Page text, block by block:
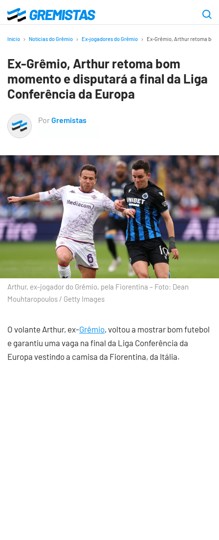
para
principal
Gremistas
Início Notícias do Grêmio Ex-jogadores do Grêmio Ex-Grêmio, Arthur retoma
Ex-Grêmio, Arthur retoma bom
momento e disputará a final da Liga
Conferência da Europa
PorGremistas
Arthur, ex-jogador do Grêmio, pela Fiorentina – Foto: Dean
Mouhtaropoulos / Getty Images
O volante Arthur, ex-Grêmio, voltou a mostrar bom futebol
e garantiu uma vaga na final da Liga Conferência da
Europa vestindo a camisa da Fiorentina, da Itália.